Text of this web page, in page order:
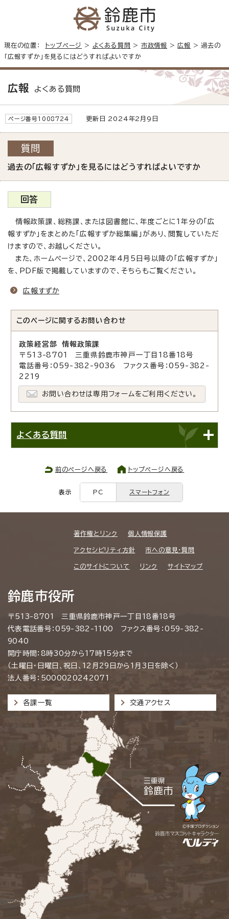
現在の位置： トップページ > よくある質問 > 市政情報 >広報 > 過去の
「広報すずか」を見るにはどうすればよいですか
広報 よくある質問
ページ番号1008724 更新日 2024年2月9日
質問
過去の「広報すずか」を見るにはどうすればよいですか
回答
情報政策課、総務課、または図書館に、年度ごとに1年分の「広
報すずか」をまとめた「広報すずか総集編」があり、閲覧していただ
けますので、お越しください。
また、ホームページで、2002年4月5日号以降の「広報すずか」
を、PDF版で掲載していますので、そちらもご覧ください。
広報すずか
このページに関する お問い合わせ
政策経営部 情報政策課
〒513-8701 三重県鈴鹿市神戸一丁目18番18号
電話番号：059-382-9036 ファクス番号：059-382-
2219
お問い合わせは専用フォームをご利用ください。
よくある質問
前のページへ戻る トップページへ戻る
表示 PC スマートフォン
著作権とリンク 個人情報保護
アクセシビリティ方針 市への意見・質問
このサイトについて リンク サイトマップ
鈴鹿市役所
〒513-8701 三重県鈴鹿市神戸一丁目18番18号
代表電話番号：059-382-1100 ファクス番号：059-382-
9040
開庁時間：8時30分から17時15分まで
（土曜日・日曜日、祝日、12月29日から1月3日を除く）
法人番号：5000020242071
各課一覧 交通アクセス